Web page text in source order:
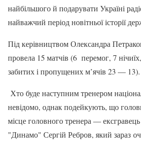
найбільшого й подарувати Україні
найважчий період новітньої історії
Під керівництвом Олександра
провела 15 матчів (6 перемог, 7
забитих і пропущених м’ячів 23 — 13).
Хто буде наступним тренером
невідомо, однак подейкують, що
місце головного тренера — ексгравець
"Динамо" Сергій Ребров, який зараз